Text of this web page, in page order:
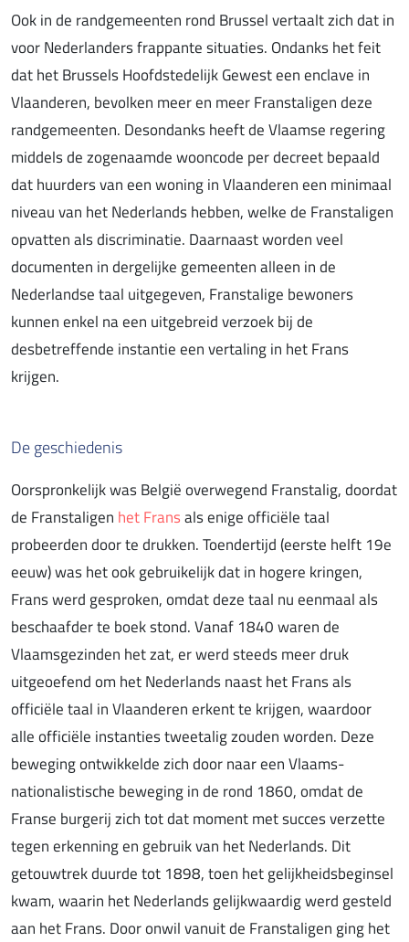
Ook in de randgemeenten rond Brussel vertaalt zich dat in
voor Nederlanders frappante situaties. Ondanks het feit
dat het Brussels Hoofdstedelijk Gewest een enclave in
Vlaanderen, bevolken meer en meer Franstaligen deze
randgemeenten. Desondanks heeft de Vlaamse regering
middels de zogenaamde wooncode per decreet bepaald
dat huurders van een woning in Vlaanderen een minimaal
niveau van het Nederlands hebben, welke de Franstaligen
opvatten als discriminatie. Daarnaast worden veel
documenten in dergelijke gemeenten alleen in de
Nederlandse taal uitgegeven, Franstalige bewoners
kunnen enkel na een uitgebreid verzoek bij de
desbetreffende instantie een vertaling in het Frans
krijgen.
De geschiedenis
Oorspronkelijk was België overwegend Franstalig, doordat
de Franstaligen het Fransals enige officiële taal
probeerden door te drukken. Toendertijd (eerste helft 19e
eeuw) was het ook gebruikelijk dat in hogere kringen,
Frans werd gesproken, omdat deze taal nu eenmaal als
beschaafder te boek stond. Vanaf 1840 waren de
Vlaamsgezinden het zat, er werd steeds meer druk
uitgeoefend om het Nederlands naast het Frans als
officiële taal in Vlaanderen erkent te krijgen, waardoor
alle officiële instanties tweetalig zouden worden. Deze
beweging ontwikkelde zich door naar een Vlaams-
nationalistische beweging in de rond 1860, omdat de
Franse burgerij zich tot dat moment met succes verzette
tegen erkenning en gebruik van het Nederlands. Dit
getouwtrek duurde tot 1898, toen het gelijkheidsbeginsel
kwam, waarin het Nederlands gelijkwaardig werd gesteld
aan het Frans. Door onwil vanuit de Franstaligen ging het